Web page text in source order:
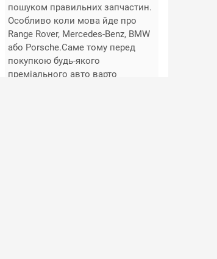
пошуком правильних запчастин.
Особливо коли мова йде про
Range Rover, Mercedes-Benz, BMW
або Porsche.Саме тому перед
покупкою будь-якого
преміального авто варто